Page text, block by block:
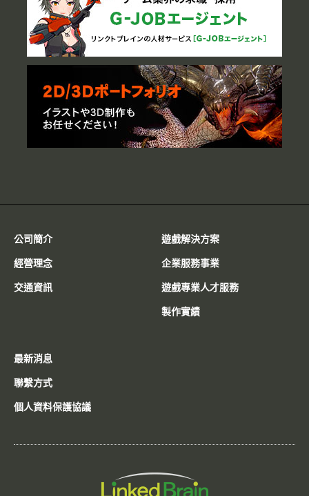
公司簡介
經營理念
交通資訊
遊戲解決方案
企業服務事業
遊戲專業人才服務
製作實績
最新消息
聯繫方式
個人資料保護協議